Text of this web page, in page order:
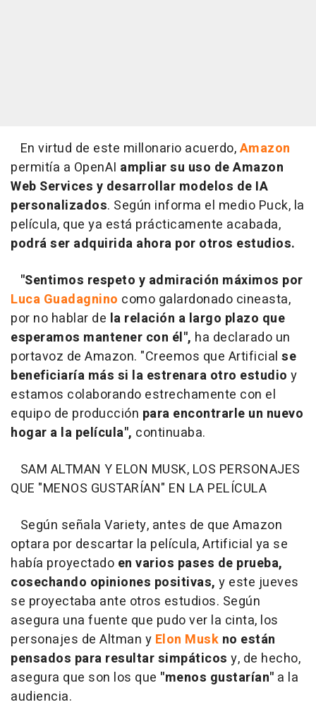
En virtud de este millonario acuerdo,Amazon
permitía a OpenAI ampliar su uso de Amazon
Web Services y desarrollar modelos de IA
personalizados. Según informa el medio Puck, la
película, que ya está prácticamente acabada,
podrá ser adquirida ahora por otros estudios.
"Sentimos respeto y admiración máximos por
Luca Guadagnino como galardonado cineasta,
por no hablar de la relación a largo plazo que
esperamos mantener con él", ha declarado un
portavoz de Amazon. "Creemos que Artificial se
beneficiaría más si la estrenara otro estudio y
estamos colaborando estrechamente con el
equipo de producción para encontrarle un nuevo
hogar a la película", continuaba.
SAM ALTMAN Y ELON MUSK, LOS PERSONAJES
QUE "MENOS GUSTARÍAN" EN LA PELÍCULA
Según señala Variety, antes de que Amazon
optara por descartar la película, Artificial ya se
había proyectado en varios pases de prueba,
cosechando opiniones positivas, y este jueves
se proyectaba ante otros estudios. Según
asegura una fuente que pudo ver la cinta, los
personajes de Altman y Elon Musk no están
pensados para resultar simpáticos y, de hecho,
asegura que son los que "menos gustarían" a la
audiencia.